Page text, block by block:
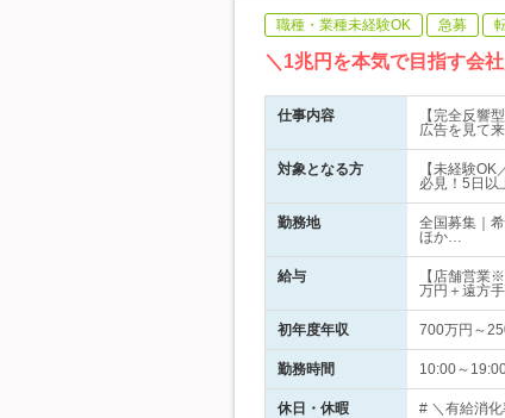
職種・業種未経験OK 急募
＼1兆円を本気で目指す会
仕事内容
【完全反響
広告を見て
対象となる方
【未経験
必見！5日以
勤務地
全国募集｜
ほか…
給与
【店舗営業
万円＋遠方
初年度年収 700万円～
勤務時間 10:00～
休日・休暇 # ＼有給消